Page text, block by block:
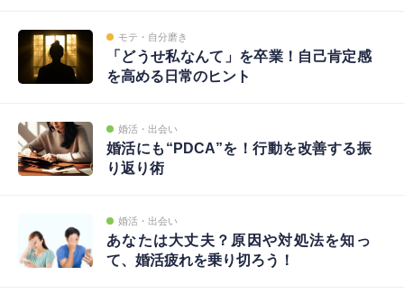
モテ・自分磨き
「どうせ私なんて」を卒業！自己肯定感
を高める日常のヒント
婚活・出会い
婚活にも“PDCA”を！行動を改善する振
り返り術
婚活・出会い
あなたは大丈夫？原因や対処法を知っ
て、婚活疲れを乗り切ろう！